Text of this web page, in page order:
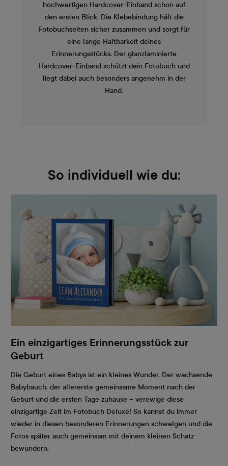
hochwertigen Hardcover-Einband schon auf
den ersten Blick. Die Klebebindung hält die
Fotobuchseiten sicher zusammen und sorgt für
eine lange Haltbarkeit deines
Erinnerungsstücks. Der glanzlaminierte
Hardcover-Einband schützt dein Fotobuch und
liegt dabei auch besonders angenehm in der
Hand.
So individuell wie du:
Ein einzigartiges Erinnerungsstück zur
Geburt
Die Geburt eines Babys ist ein kleines Wunder. Der wachsende
Babybauch, der allererste gemeinsame Moment nach der
Geburt und die ersten Tage zuhause – verewige diese
einzigartige Zeit im Fotobuch Deluxe! So kannst du immer
wieder in diesen besonderen Erinnerungen schwelgen und die
Fotos später auch gemeinsam mit deinem kleinen Schatz
bewundern.